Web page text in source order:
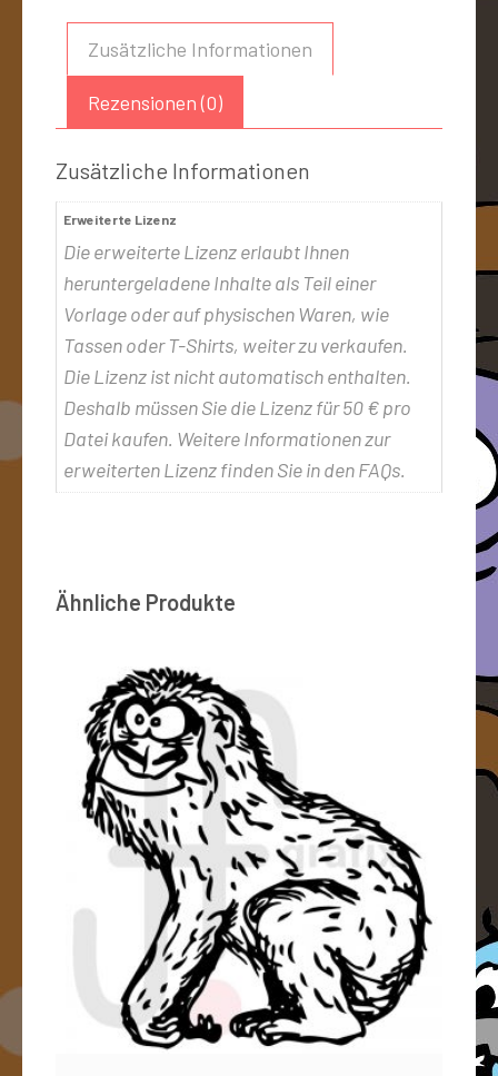
Zusätzliche Informationen
Rezensionen (0)
Zusätzliche Informationen
Erweiterte Lizenz
Die erweiterte Lizenz erlaubt Ihnen
heruntergeladene Inhalte als Teil einer
Vorlage oder auf physischen Waren, wie
Tassen oder T-Shirts, weiter zu verkaufen.
Die Lizenz ist nicht automatisch enthalten.
Deshalb müssen Sie die Lizenz für 50 € pro
Datei kaufen. Weitere Informationen zur
erweiterten Lizenz finden Sie in den FAQs.
Ähnliche Produkte